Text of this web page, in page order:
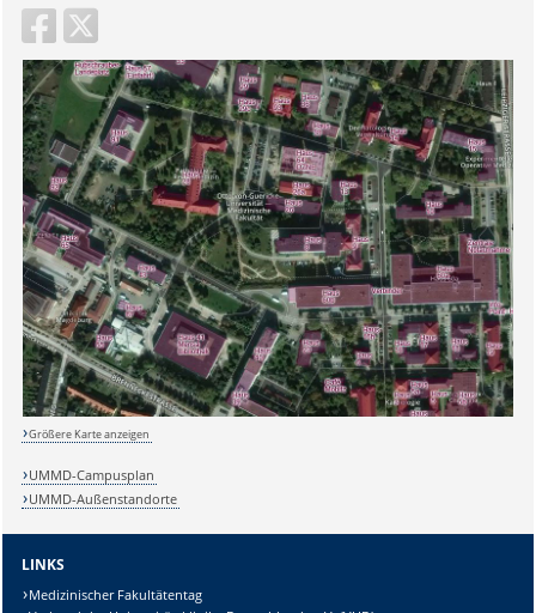
Größere Karte anzeigen
UMMD-Campusplan
UMMD-Außenstandorte
LINKS
Medizinischer Fakultätentag